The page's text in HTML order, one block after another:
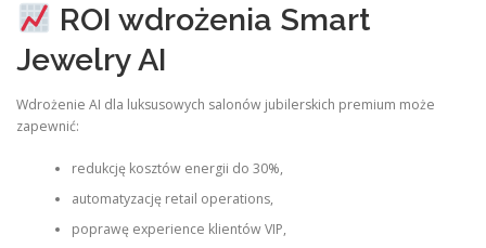
ROI wdrożenia Smart
Jewelry AI
Wdrożenie AI dla luksusowych salonów jubilerskich premium może
zapewnić:
redukcję kosztów energii do 30%,
automatyzację retail operations,
poprawę experience klientów VIP,